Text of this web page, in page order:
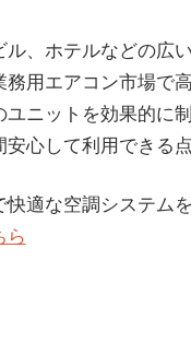
、ホテルなどの広
用エアコン市場で
ニットを効果的に
心して利用できる点
適な空調システム
ら